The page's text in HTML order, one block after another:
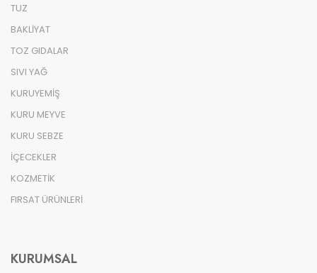
TUZ
BAKLİYAT
TOZ GIDALAR
SIVI YAĞ
KURUYEMİŞ
KURU MEYVE
KURU SEBZE
İÇECEKLER
KOZMETİK
FIRSAT ÜRÜNLERİ
KURUMSAL